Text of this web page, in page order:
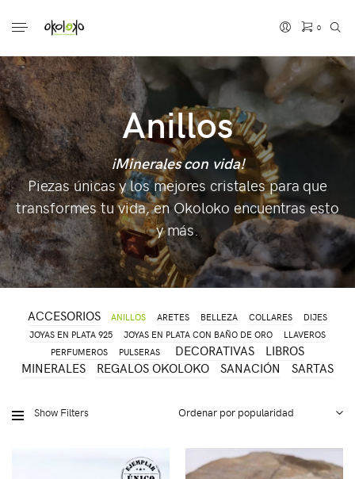
0
No hay productos en el carrito.
Anillos
¡Minerales con vida!
Piezas únicas y los mejores cristales para que
transformes tu vida, en Okoloko encuentras esto
y más.
ACCESORIOS ANILLOS ARETES BELLEZA COLLARES
DIJES
JOYAS EN PLATA 925
JOYAS EN PLATA CON BAÑO DE ORO
LLAVEROS
PERFUMEROS
PULSERAS DECORATIVAS
LIBROS
MINERALES
REGALOS OKOLOKO SANACIÓN SARTAS
Show Filters